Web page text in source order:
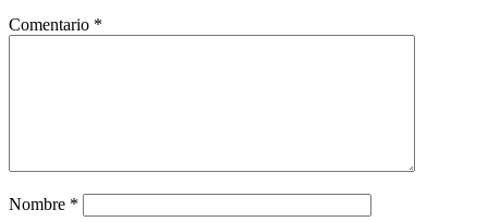
Comentario *
Nombre *